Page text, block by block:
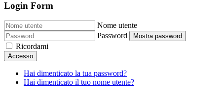
Login Form
Nome utente
Password
Mostra password
Ricordami
Accesso
Hai dimenticato la tua password?
Hai dimenticato il tuo nome utente?